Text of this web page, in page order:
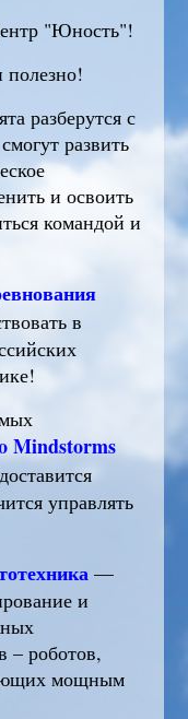
"Юность"!
полезно!
разберутся с
развить
и освоить
командой и
в
Mindstorms
управлять
—
и
– роботов,
мощным